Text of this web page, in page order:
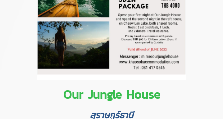
Our Jungle House
สุราษฏร์ธานี